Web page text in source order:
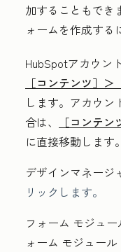
加することもでき
ォームを作成する
HubSpotアカウント
［コンテンツ］＞
します。アカウン
合は、
［コンテン
に直接移動します。
デザインマネージ
リックします。
フォーム モジュ
ォーム モジュール